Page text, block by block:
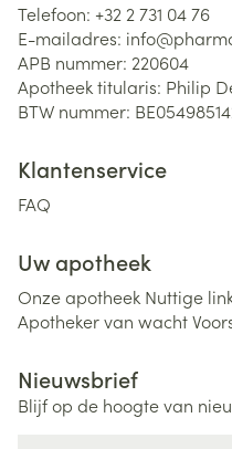
Telefoon: +32 2 731 04 76
E-mailadres: info@
APB nummer: 220604
Apotheek titularis: Philip
BTW nummer:
Klantenservice
FAQ
Uw apotheek
Onze apotheek Nuttige
Apotheker van wacht
Nieuwsbrief
Blijf op de hoogte van